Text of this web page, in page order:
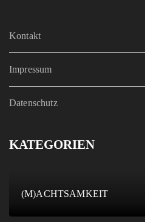
Kontakt
Impressum
Datenschutz
KATEGORIEN
(M)ACHTSAMKEIT